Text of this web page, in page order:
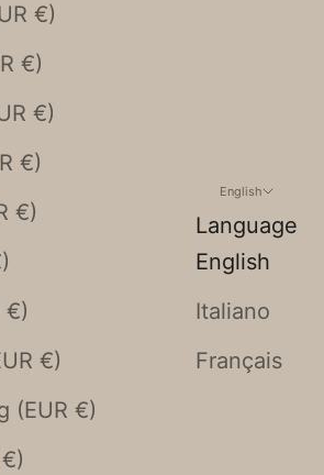
Gibraltar (EUR €)
Greece (EUR €)
Hungary (EUR €)
Iceland (EUR €)
Ireland (EUR €)
€)
Latvia (EUR €)
Lithuania (EUR €)
Luxembourg (EUR €)
Malta (EUR €)
English
Language
English
Italiano
Français